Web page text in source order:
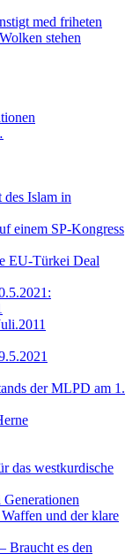
med friheten
stehen
Islam in
einem SP-Kongress
EU-Türkei Deal
der MLPD am 1.
das westkurdische
und der klare
Braucht es den